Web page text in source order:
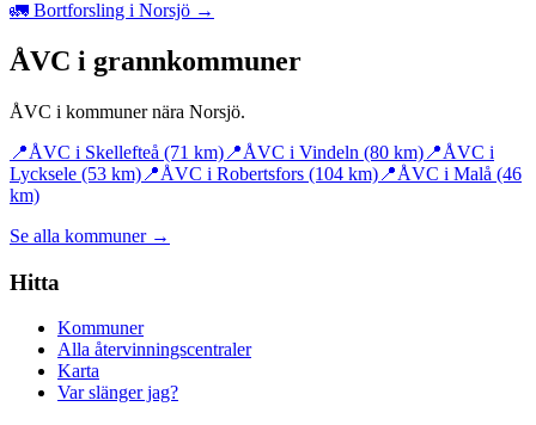
🚛 Bortforsling i Norsjö →
ÅVC i grannkommuner
ÅVC i kommuner nära Norsjö.
📍ÅVC i Skellefteå (71 km) 📍ÅVC i Vindeln (80 km) 📍ÅVC i
Lycksele (53 km) 📍ÅVC i Robertsfors (104 km) 📍ÅVC i Malå (46
km)
Se alla kommuner →
Hitta
Kommuner
Alla återvinningscentraler
Karta
Var slänger jag?